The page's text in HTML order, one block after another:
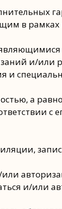
в
и/или
и
а
с
или
и/или